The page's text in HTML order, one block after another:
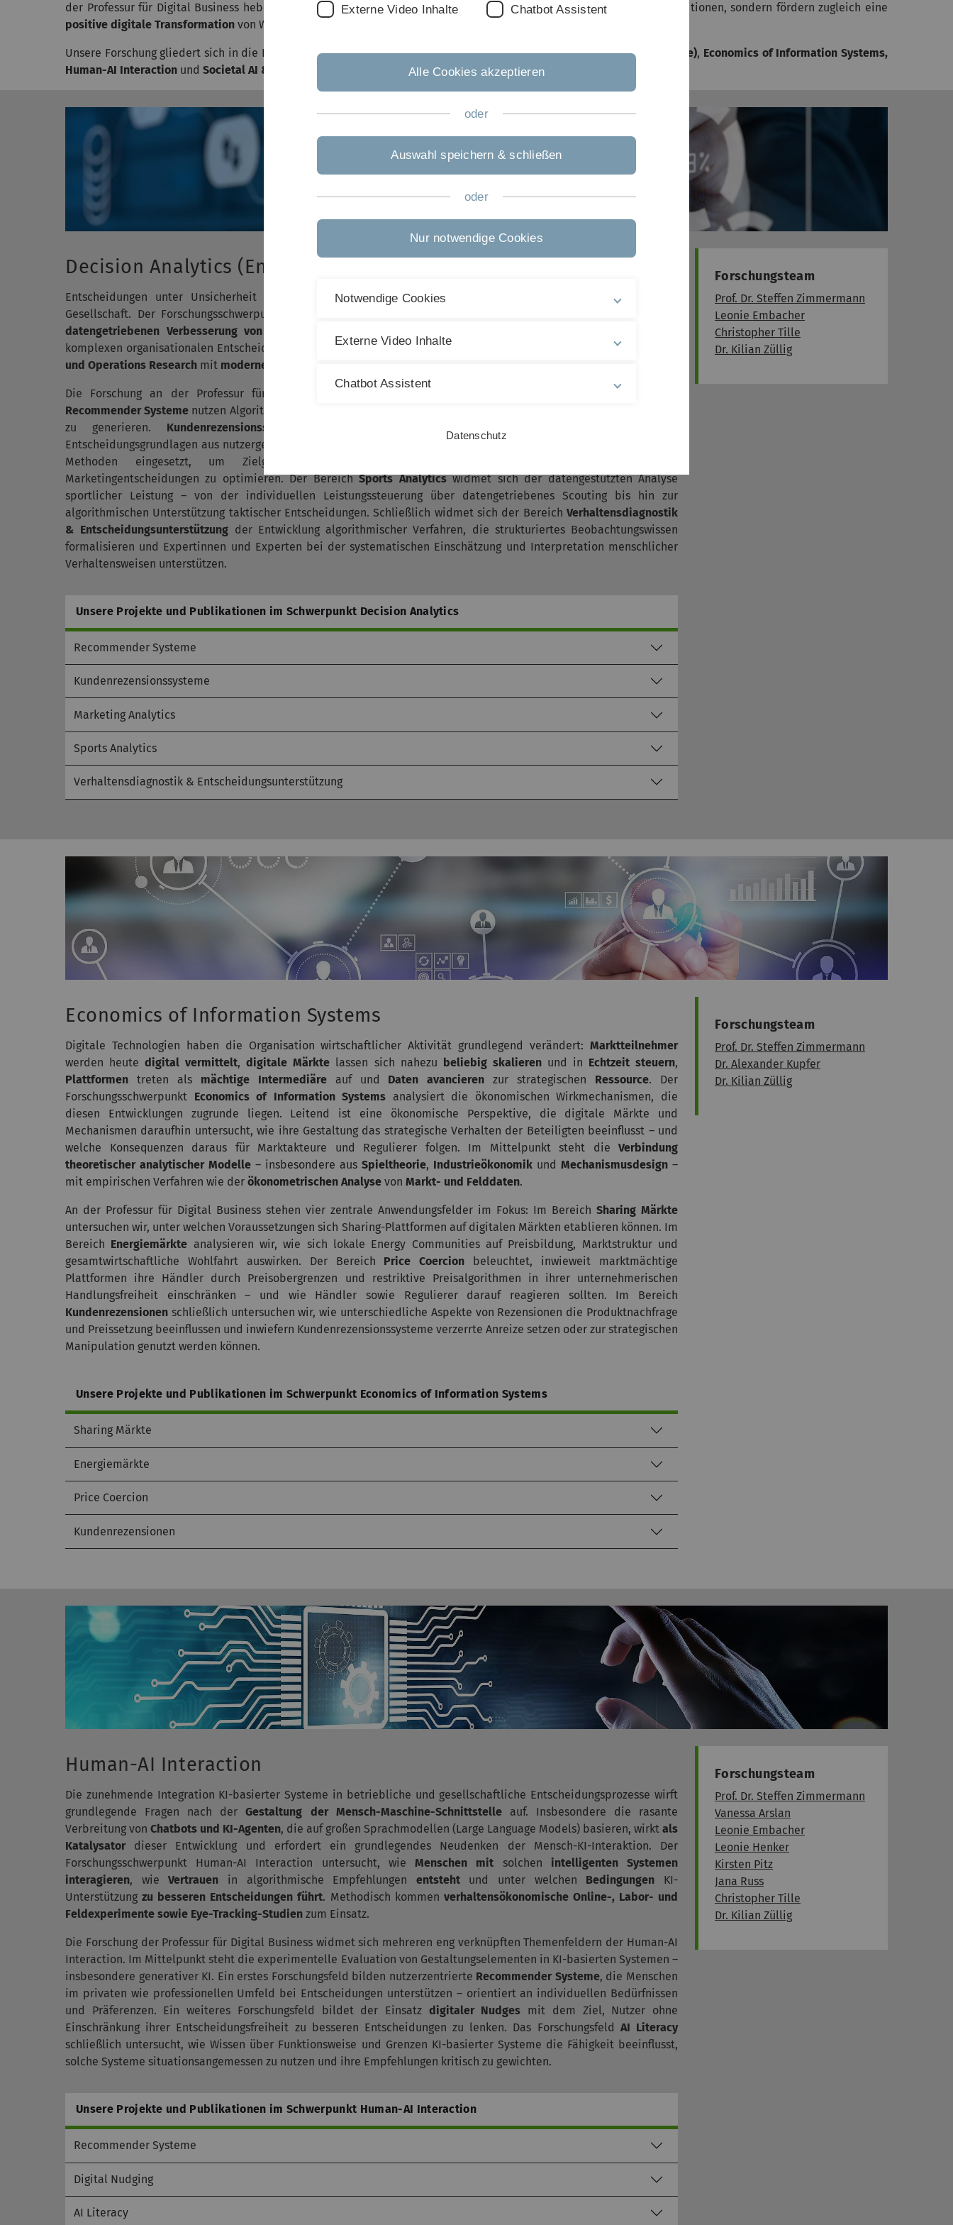
der Professur für Digital Business heben. Damit unterstützen wir nicht nur Unternehmen in ihren wirtschaftlichen Ambitionen, sondern fördern zugleich eine
positive digitale Transformation von Wirtschaft und Gesellschaft.
Unsere Forschung gliedert sich in die ForschungsschwerpunkteDecision Analytics (Entscheidungsunterstützungssysteme), Economics of Information Systems,
Human-AI Interaction und Societal AI & Digital Education.
Decision Analytics (Entscheidungsunterstützungssysteme)
Entscheidungen unter Unsicherheit zu treffen, gehört zu den zentralen Herausforderungen in Wirtschaft und
Gesellschaft. Der Forschungsschwerpunkt
datengetriebenen Verbesserung von Entscheidungsprozessen
komplexen organisationalen Entscheidungssystemen. Im Mittelpunkt steht die
Verbindung von Entscheidungstheorie
und Operations Research mit modernen Methoden des maschinellen Lernens
Die Forschung an der Professur für Digital Business entfaltet sich entlang fünf zentraler Anwendungsfelder:
Recommender Systeme nutzen Algorithmen, um individuelle Präferenzen zu lernen und personalisierte Empfehlungen
zu generieren. Kundenrezensionssysteme
Entscheidungsgrundlagen aus nutzergeneriertem Feedback. Im Bereich
Methoden eingesetzt, um Zielgruppen zu segmentieren, Kampagnenwirkungen zu messen und
Marketingentscheidungen zu optimieren. Der BereichSports Analyticswidmet sich der datengestützten Analyse
sportlicher Leistung – von der individuellen Leistungssteuerung über datengetriebenes Scouting bis hin zur
algorithmischen Unterstützung taktischer Entscheidungen. Schließlich widmet sich der Bereich Verhaltensdiagnostik
& Entscheidungsunterstützung der Entwicklung algorithmischer Verfahren, die strukturiertes Beobachtungswissen
formalisieren und Expertinnen und Experten bei der systematischen Einschätzung und Interpretation menschlicher
Verhaltensweisen unterstützen.
Unsere Projekte und Publikationen im Schwerpunkt Decision Analytics
Recommender Systeme
Kundenrezensionssysteme
Marketing Analytics
Sports Analytics
Verhaltensdiagnostik & Entscheidungsunterstützung
Forschungsteam
Prof. Dr. Steffen Zimmermann
Leonie Embacher
Christopher Tille
Dr. Kilian Züllig
Economics of Information Systems
Digitale Technologien haben die Organisation wirtschaftlicher Aktivität grundlegend verändert: Marktteilnehmer
werden heutedigital vermittelt,digitale Märkte lassen sich nahezu beliebig skalierenund in Echtzeit steuern,
Plattformen treten als mächtige Intermediäreauf und Daten avancieren zur strategischen Ressource. Der
Forschungsschwerpunkt Economics of Information Systems analysiert die ökonomischen Wirkmechanismen, die
diesen Entwicklungen zugrunde liegen. Leitend ist eine ökonomische Perspektive, die digitale Märkte und
Mechanismen daraufhin untersucht, wie ihre Gestaltung das strategische Verhalten der Beteiligten beeinflusst – und
welche Konsequenzen daraus für Marktakteure und Regulierer folgen. Im Mittelpunkt steht die Verbindung
theoretischer analytischer Modelle – insbesondere aus Spieltheorie, Industrieökonomik und Mechanismusdesign –
mit empirischen Verfahren wie der ökonometrischen Analyse von Markt- und Felddaten.
An der Professur für Digital Business stehen vier zentrale Anwendungsfelder im Fokus: Im Bereich Sharing Märkte
untersuchen wir, unter welchen Voraussetzungen sich Sharing-Plattformen auf digitalen Märkten etablieren können. Im
Bereich Energiemärkte analysieren wir, wie sich lokale Energy Communities auf Preisbildung, Marktstruktur und
gesamtwirtschaftliche Wohlfahrt auswirken. Der Bereich Price Coercion beleuchtet, inwieweit marktmächtige
Plattformen ihre Händler durch Preisobergrenzen und restriktive Preisalgorithmen in ihrer unternehmerischen
Handlungsfreiheit einschränken – und wie Händler sowie Regulierer darauf reagieren sollten. Im Bereich
Kundenrezensionen schließlich untersuchen wir, wie unterschiedliche Aspekte von Rezensionen die Produktnachfrage
und Preissetzung beeinflussen und inwiefern Kundenrezensionssysteme verzerrte Anreize setzen oder zur strategischen
Manipulation genutzt werden können.
Unsere Projekte und Publikationen im Schwerpunkt Economics of Information Systems
Sharing Märkte
Energiemärkte
Price Coercion
Kundenrezensionen
Forschungsteam
Prof. Dr. Steffen Zimmermann
Dr. Alexander Kupfer
Dr. Kilian Züllig
Human-AI Interaction
Die zunehmende Integration KI-basierter Systeme in betriebliche und gesellschaftliche Entscheidungsprozesse wirft
grundlegende Fragen nach derGestaltung der Mensch-Maschine-Schnittstelleauf. Insbesondere die rasante
Verbreitung von Chatbots und KI-Agenten, die auf großen Sprachmodellen (Large Language Models) basieren, wirkt als
Katalysatordieser Entwicklung und erfordert ein grundlegendes Neudenken der Mensch-KI-Interaktion. Der
Forschungsschwerpunkt Human-AI Interaction untersucht, wieMenschen mit solchen intelligenten Systemen
interagieren, wieVertrauen in algorithmische Empfehlungen entstehtund unter welchen Bedingungen KI-
Unterstützungzu besseren Entscheidungen führt. Methodisch kommen verhaltensökonomische Online-, Labor- und
Feldexperimente sowie Eye-Tracking-Studien zum Einsatz.
Die Forschung der Professur für Digital Business widmet sich mehreren eng verknüpften Themenfeldern der Human-AI
Interaction. Im Mittelpunkt steht die experimentelle Evaluation von Gestaltungselementen in KI-basierten Systemen –
insbesondere generativer KI. Ein erstes Forschungsfeld bilden nutzerzentrierte Recommender Systeme, die Menschen
im privaten wie professionellen Umfeld bei Entscheidungen unterstützen – orientiert an individuellen Bedürfnissen
und Präferenzen. Ein weiteres Forschungsfeld bildet der Einsatz digitaler Nudges mit dem Ziel, Nutzer ohne
Einschränkung ihrer Entscheidungsfreiheit zu besseren Entscheidungen zu lenken. Das Forschungsfeld AI Literacy
schließlich untersucht, wie Wissen über Funktionsweise und Grenzen KI-basierter Systeme die Fähigkeit beeinflusst,
solche Systeme situationsangemessen zu nutzen und ihre Empfehlungen kritisch zu gewichten.
Unsere Projekte und Publikationen im Schwerpunkt Human-AI Interaction
Recommender Systeme
Digital Nudging
AI Literacy
Forschungsteam
Prof. Dr. Steffen Zimmermann
Vanessa Arslan
Leonie Embacher
Leonie Henker
Kirsten Pitz
Jana Russ
Christopher Tille
Dr. Kilian Züllig
Externe Video Inhalte Chatbot Assistent
Alle Cookies akzeptieren
oder
Auswahl speichern & schließen
oder
Nur notwendige Cookies
Notwendige Cookies
Externe Video Inhalte
Chatbot Assistent
Datenschutz